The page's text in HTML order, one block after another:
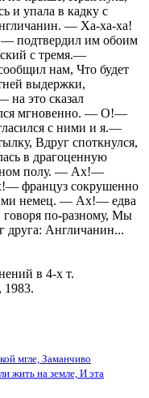
и упала в кадку с
— Ха-ха-ха!
подтвердил им обоим
с тремя.—
нам, Что будет
выдержки,
это сказал
мгновенно. — О!—
с ними и я.—
Вдруг споткнулся,
в драгоценную
полу. — Ах!—
француз сокрушенно
немец. — Ах!— едва
говоря по-разному, Мы
друга: Англичанин...
в 4-х т.
1983.
мгле, Заманчиво
жить на земле, И эта